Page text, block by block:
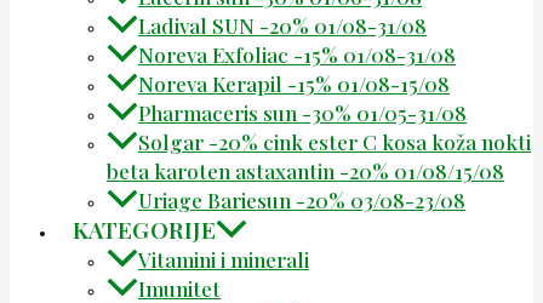
Ladival SUN -20% 01/08-31/08
Noreva Exfoliac -15% 01/08-31/08
Noreva Kerapil -15% 01/08-15/08
Pharmaceris sun -30% 01/05-31/08
Solgar -20% cink ester C kosa koža nokti
beta karoten astaxantin -20% 01/08/15/08
Uriage Bariesun -20% 03/08-23/08
KATEGORIJE
Vitamini i minerali
Imunitet